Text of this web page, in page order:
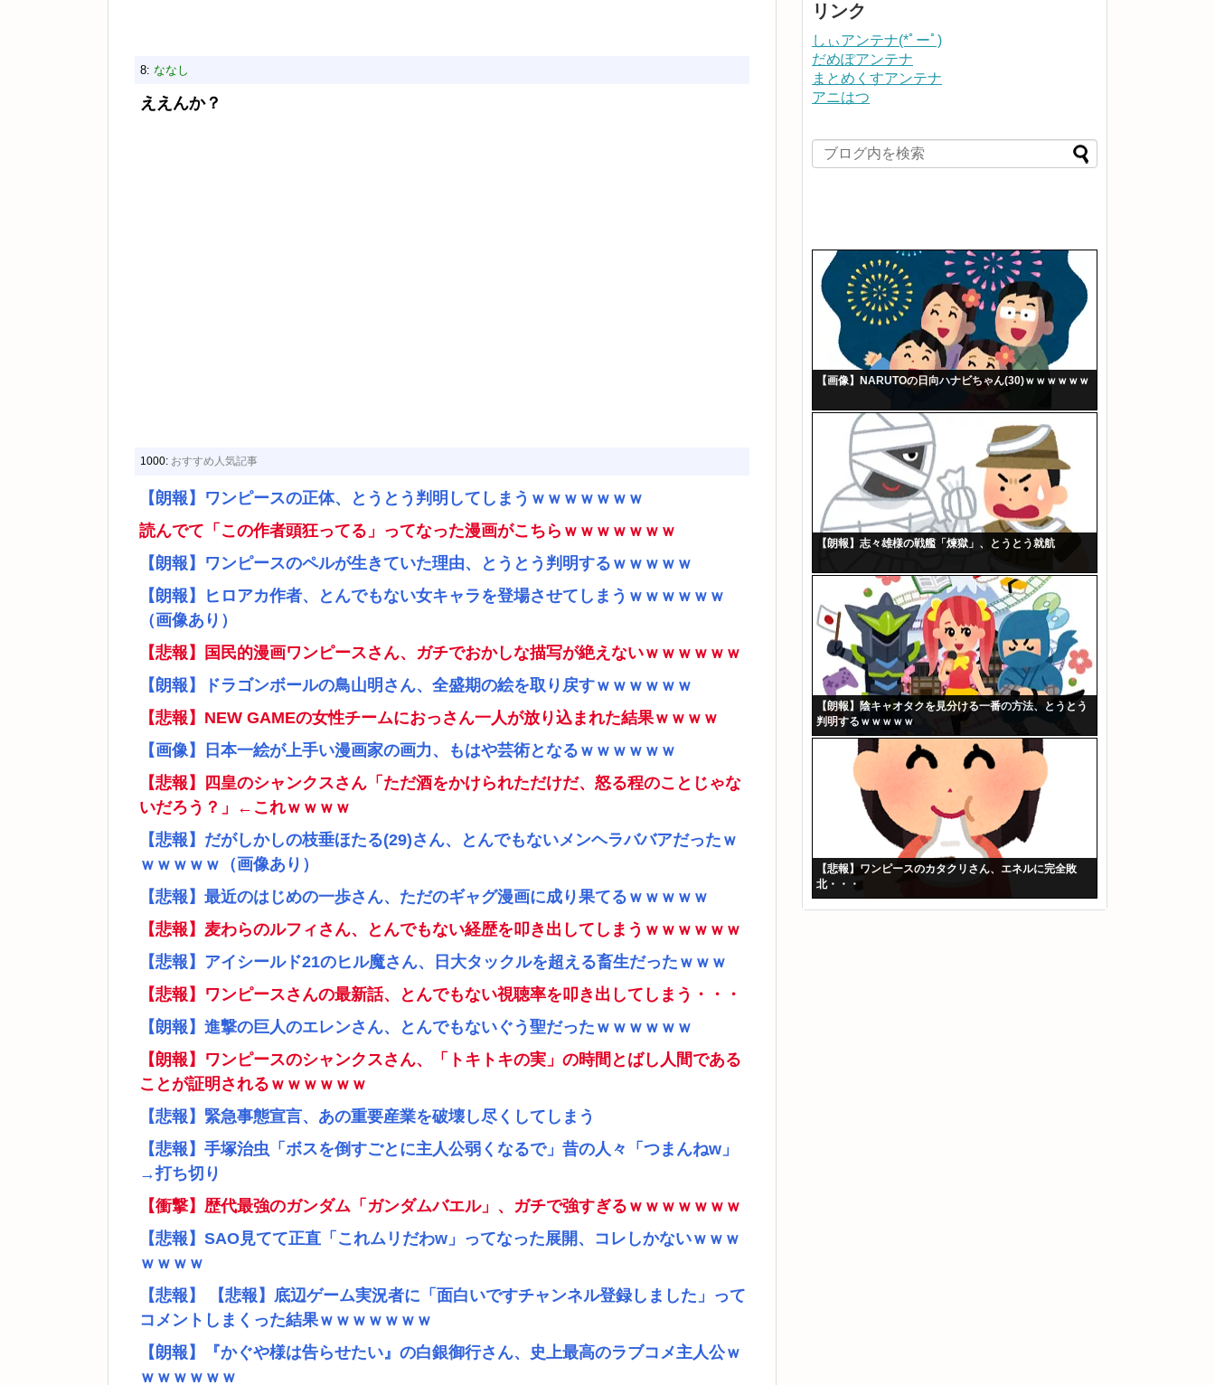
8: ななし
ええんか？
1000: おすすめ人気記事
【朗報】ワンピースの正体、とうとう判明してしまうｗｗｗｗｗｗｗ
読んでて「この作者頭狂ってる」ってなった漫画がこちらｗｗｗｗｗｗｗ
【朗報】ワンピースのペルが生きていた理由、とうとう判明するｗｗｗｗｗ
【朗報】ヒロアカ作者、とんでもない女キャラを登場させてしまうｗｗｗｗｗｗ
（画像あり）
【悲報】国民的漫画ワンピースさん、ガチでおかしな描写が絶えないｗｗｗｗｗｗ
【朗報】ドラゴンボールの鳥山明さん、全盛期の絵を取り戻すｗｗｗｗｗｗ
【悲報】NEW GAMEの女性チームにおっさん一人が放り込まれた結果ｗｗｗｗ
【画像】日本一絵が上手い漫画家の画力、もはや芸術となるｗｗｗｗｗｗ
【悲報】四皇のシャンクスさん「ただ酒をかけられただけだ、怒る程のことじゃな
いだろう？」←これｗｗｗｗ
【悲報】だがしかしの枝垂ほたる(29)さん、とんでもないメンヘラババアだったｗ
ｗｗｗｗｗ（画像あり）
【悲報】最近のはじめの一歩さん、ただのギャグ漫画に成り果てるｗｗｗｗｗ
【悲報】麦わらのルフィさん、とんでもない経歴を叩き出してしまうｗｗｗｗｗｗ
【悲報】アイシールド21のヒル魔さん、日大タックルを超える畜生だったｗｗｗ
【悲報】ワンピースさんの最新話、とんでもない視聴率を叩き出してしまう・・・
【朗報】進撃の巨人のエレンさん、とんでもないぐう聖だったｗｗｗｗｗｗ
【朗報】ワンピースのシャンクスさん、「トキトキの実」の時間とばし人間である
ことが証明されるｗｗｗｗｗｗ
【悲報】緊急事態宣言、あの重要産業を破壊し尽くしてしまう
【悲報】手塚治虫「ボスを倒すごとに主人公弱くなるで」昔の人々「つまんねw」
→打ち切り
【衝撃】歴代最強のガンダム「ガンダムバエル」、ガチで強すぎるｗｗｗｗｗｗｗ
【悲報】SAO見てて正直「これムリだわw」ってなった展開、コレしかないｗｗｗ
ｗｗｗｗ
【悲報】 【悲報】底辺ゲーム実況者に「面白いですチャンネル登録しました」って
コメントしまくった結果ｗｗｗｗｗｗｗ
【朗報】『かぐや様は告らせたい』の白銀御行さん、史上最高のラブコメ主人公ｗ
ｗｗｗｗｗｗ
リンク
しぃアンテナ(*ﾟーﾟ)
だめぽアンテナ
まとめくすアンテナ
アニはつ
【画像】NARUTOの日向ハナビちゃん(30)ｗｗｗｗｗｗ
【朗報】志々雄様の戦艦「煉獄」、とうとう就航
【朗報】陰キャオタクを見分ける一番の方法、とうとう
判明するｗｗｗｗｗ
【悲報】ワンピースのカタクリさん、エネルに完全敗
北・・・